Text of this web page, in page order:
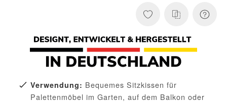
Verwendung: Bequemes Sitzkissen für
Palettenmöbel im Garten, auf dem Balkon oder